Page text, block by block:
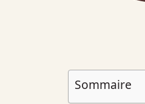
Sommaire